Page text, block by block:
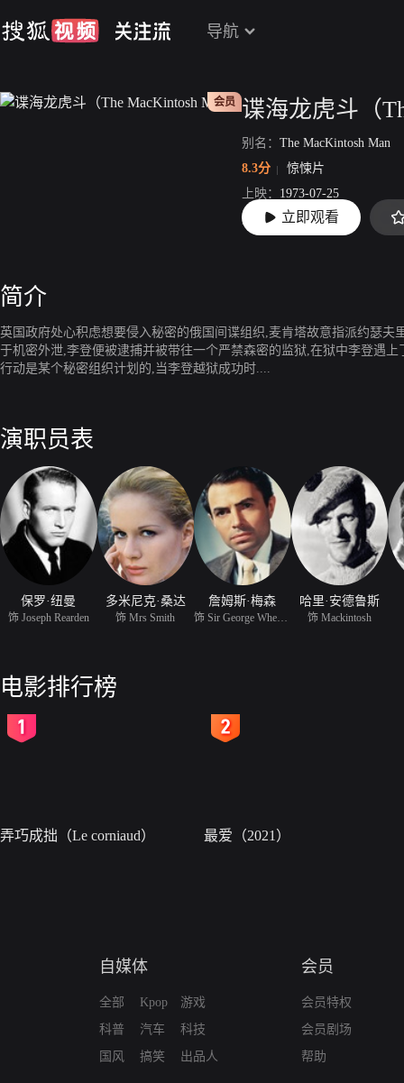
导航
会员
别名： The MacKintosh Man
8.3分
惊悚片
上映： 1973-07-25
片长： 99分27秒
立即观看
简介
英国政府处心积虑想要侵入秘密的俄国间谍组织,麦肯塔故意指派约瑟夫
于机密外泄,李登便被逮捕并被带往一个严禁森密的监狱,在狱中李登遇
行动是某个秘密组织计划的,当李登越狱成功时....
演职员表
保罗·纽曼
饰 Joseph Rearden
多米尼克·桑达
饰 Mrs Smith
詹姆斯·梅森 哈里·安德鲁斯
饰 Mackintosh
电影排行榜
弄巧成拙（Le corniaud） 最爱（2021）
自媒体
全部
科普
国风
Kpop
汽车
搞笑
游戏
科技
出品人
会员
会员特权
会员剧场
帮助